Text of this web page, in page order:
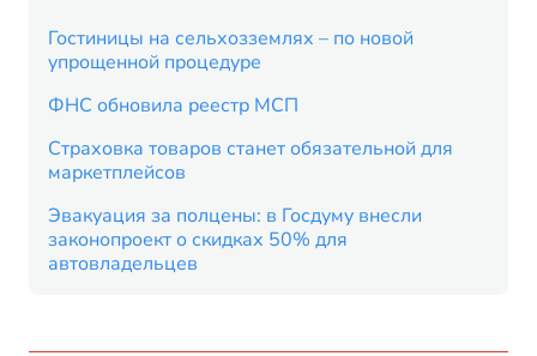
Гостиницы на сельхозземлях – по новой
упрощенной процедуре
ФНС обновила реестр МСП
Страховка товаров станет обязательной для
маркетплейсов
Эвакуация за полцены: в Госдуму внесли
законопроект о скидках 50% для
автовладельцев